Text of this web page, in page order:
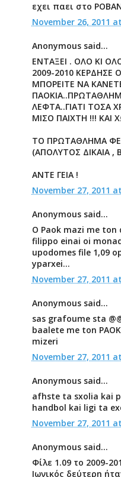
εχει παει στο
November 26, 2011
Anonymous said...
ΕΝΤΑΞΕΙ . ΟΛΟ ΚΙ
2009-2010 ΚΕΡΔΗΣΕ
ΜΠΟΡΕΙΤΕ ΝΑ
ΛΕΦΤΑ..ΓΙΑΤΙ ΤΟΣΑ
ΜΙΣΟ ΠΑΙΧΤΗ !!! ΚΑΙ
ΤΟ ΠΡΩΤΑΘΛΗΜΑ
(ΑΠΟΛΥΤΟΣ ΔΙΚΑΙΑ
ΑΝΤΕ ΓΕΙΑ !
November 27, 2011
Anonymous said...
O Paok mazi me
filippo einai oi
upodomes file 1,09
yparxei...
November 27, 2011
Anonymous said...
sas grafoume sta
baalete me ton
mizeri
November 27, 2011
Anonymous said...
afhste ta sxolia kai
handbol kai ligi ta
November 27, 2011
Anonymous said...
Φίλε 1.09 το 2009-
Ιωνικός δεύτερη